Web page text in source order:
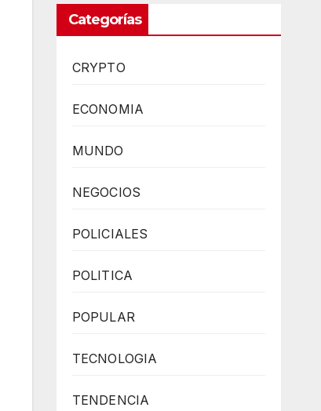
Categorías
CRYPTO
ECONOMIA
MUNDO
NEGOCIOS
POLICIALES
POLITICA
POPULAR
TECNOLOGIA
TENDENCIA